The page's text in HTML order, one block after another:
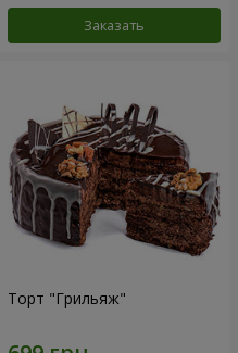
Заказать
Торт "Грильяж"